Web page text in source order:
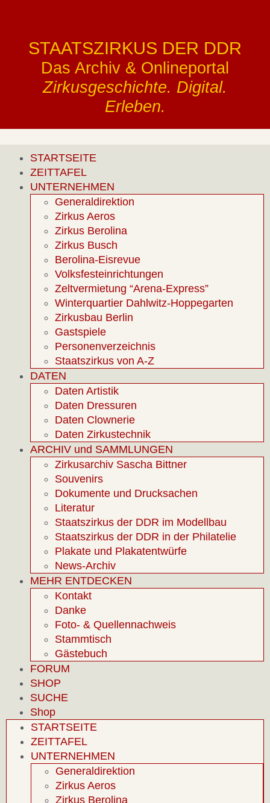
STAATSZIRKUS DER DDR
Das Archiv & Onlineportal
Zirkusgeschichte. Digital.
Erleben.
STARTSEITE
ZEITTAFEL
UNTERNEHMEN
Generaldirektion
Zirkus Aeros
Zirkus Berolina
Zirkus Busch
Berolina-Eisrevue
Volksfesteinrichtungen
Zeltvermietung “Arena-Express”
Winterquartier Dahlwitz-Hoppegarten
Zirkusbau Berlin
Gastspiele
Personenverzeichnis
Staatszirkus von A-Z
DATEN
Daten Artistik
Daten Dressuren
Daten Clownerie
Daten Zirkustechnik
ARCHIV und SAMMLUNGEN
Zirkusarchiv Sascha Bittner
Souvenirs
Dokumente und Drucksachen
Literatur
Staatszirkus der DDR im Modellbau
Staatszirkus der DDR in der Philatelie
Plakate und Plakatentwürfe
News-Archiv
MEHR ENTDECKEN
Kontakt
Danke
Foto- & Quellennachweis
Stammtisch
Gästebuch
FORUM
SHOP
SUCHE
Shop
STARTSEITE
ZEITTAFEL
UNTERNEHMEN
Generaldirektion
Zirkus Aeros
Zirkus Berolina